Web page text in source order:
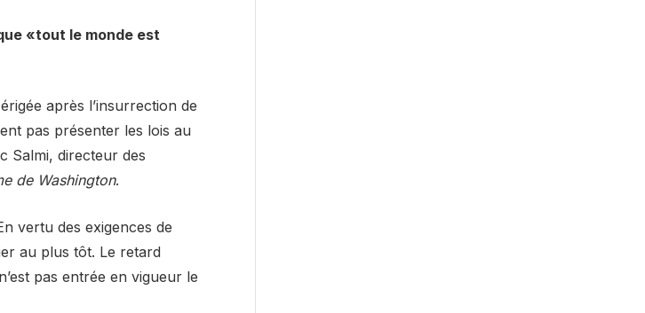
«tout le monde est
après l’insurrection de
pas présenter les lois au
Salmi, directeur des
de Washington.
vertu des exigences de
au plus tôt. Le retard
pas entrée en vigueur le